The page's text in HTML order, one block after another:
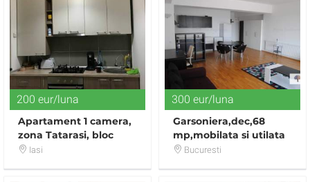
200 eur/luna
Apartament 1 camera,
zona Tatarasi, bloc
nou,
Iasi
300 eur/luna
Garsoniera,dec,68
mp,mobilata si utilata
lux,zona Pipera.
Bucuresti